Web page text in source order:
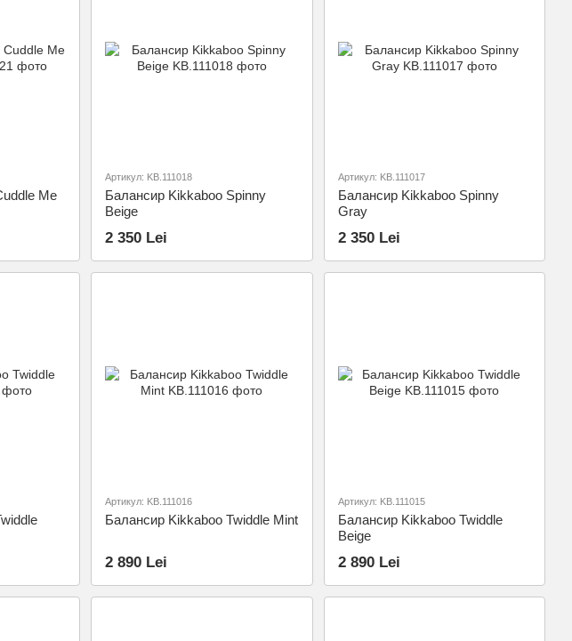
Me
Артикул: KB.111018
Балансир Kikkaboo Spinny
Beige
2 350 Lei
Артикул: KB.111017
Балансир Kikkaboo Spinny
Gray
2 350 Lei
Артикул: KB.111016
Балансир Kikkaboo Twiddle Mint
2 890 Lei
Артикул: KB.111015
Балансир Kikkaboo Twiddle
Beige
2 890 Lei